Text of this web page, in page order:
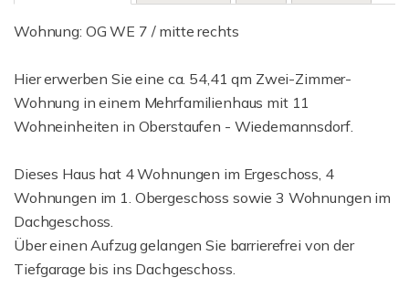
Wohnung: OG WE 7 / mitte rechts
Hier erwerben Sie eine ca. 54,41 qm Zwei-Zimmer-
Wohnung in einem Mehrfamilienhaus mit 11
Wohneinheiten in Oberstaufen - Wiedemannsdorf.
Dieses Haus hat 4 Wohnungen im Ergeschoss, 4
Wohnungen im 1. Obergeschoss sowie 3 Wohnungen im
Dachgeschoss.
Über einen Aufzug gelangen Sie barrierefrei von der
Tiefgarage bis ins Dachgeschoss.